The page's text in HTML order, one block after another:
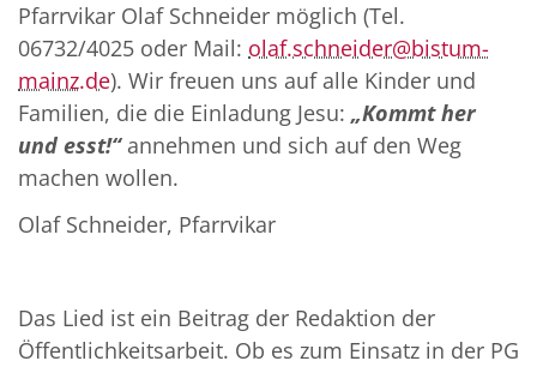
Pfarrvikar Olaf Schneider möglich (Tel.
06732/4025 oder Mail: olaf.schneider@bistum-
mainz.de). Wir freuen uns auf alle Kinder und
Familien, die die Einladung Jesu: „Kommt her
und esst!“ annehmen und sich auf den Weg
machen wollen.
Olaf Schneider, Pfarrvikar
Das Lied ist ein Beitrag der Redaktion der
Öffentlichkeitsarbeit. Ob es zum Einsatz in der PG